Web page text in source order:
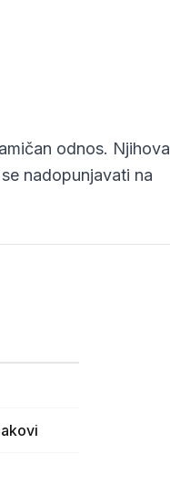
odnos. Njihova
nadopunjavati na